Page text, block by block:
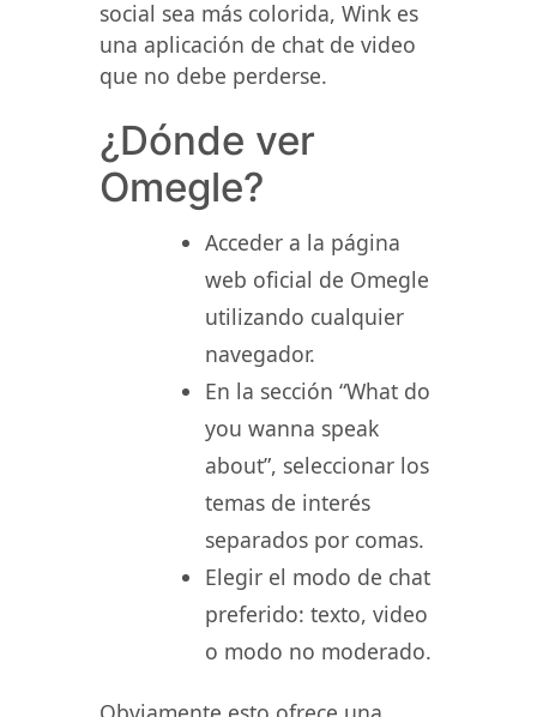
social sea más colorida, Wink es
una aplicación de chat de video
que no debe perderse.
¿Dónde ver
Omegle?
Acceder a la página
web oficial de Omegle
utilizando cualquier
navegador.
En la sección “What do
you wanna speak
about”, seleccionar los
temas de interés
separados por comas.
Elegir el modo de chat
preferido: texto, video
o modo no moderado.